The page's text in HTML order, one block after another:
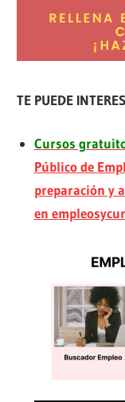
TE PUEDE
Cursos
Público de
preparación y
en